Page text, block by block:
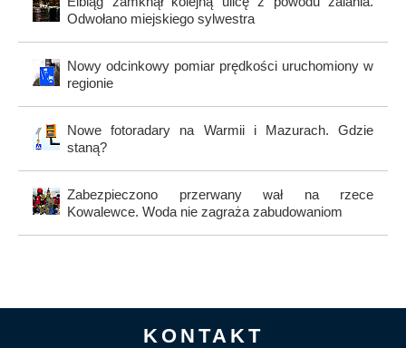
Odwołano miejskiego sylwestra
Nowy odcinkowy pomiar prędkości uruchomiony w
regionie
Nowe fotoradary na Warmii i Mazurach. Gdzie
staną?
Zabezpieczono przerwany wał na rzece
Kowalewce. Woda nie zagraża zabudowaniom
KONTAKT